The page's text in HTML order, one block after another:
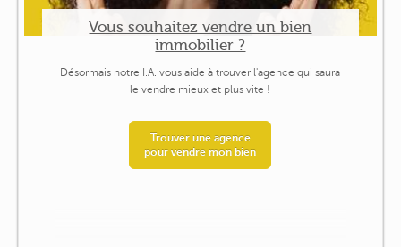
Vous souhaitez vendre un bien
immobilier ?
Désormais notre I.A. vous aide à trouver l'agence qui saura
le vendre mieux et plus vite !
Trouver une agence
pour vendre mon bien